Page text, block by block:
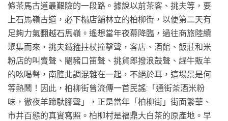
條茶馬古道最艱險的一段路。據說以前茶客、挑夫等，要
上石馬嶺古道，必下榻店舖林立的柏柳街，以便第二天有
足夠力氣翻越石馬嶺。遙想當年夜幕降臨，過往商旅陸續
聚集而來，挑夫鐵箍拄杖撞擊聲，客店、酒館、飯莊和米
粉店的叫賣聲、閹豬口笛聲、挑貨郎撥浪鼓聲、趕牛販羊
的吆喝聲，南腔北調混雜在一起，不絕於耳，這場景是何
等熱鬧！因此，柏柳街曾流傳一首民謠:「通街茶酒米粉
味，徹夜羊蹄馱腳聲」，正是當年「柏柳街」街面繁華、
市井百態的真實寫照。柏柳村是福鼎大白茶的原產地。早